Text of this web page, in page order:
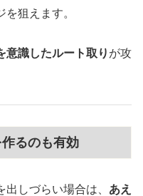
狙えます。
意識したルート取り が攻
るのも有効
しづらい場合は、 あえ